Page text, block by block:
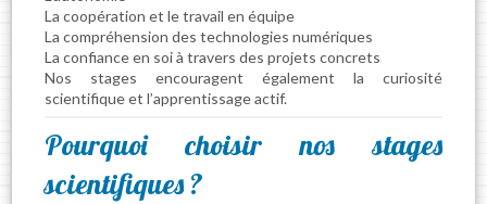
La coopération et le travail en équipe
La compréhension des technologies numériques
La confiance en soi à travers des projets concrets
Nos stages encouragent également la curiosité
scientifique et l’apprentissage actif.
Pourquoi choisir nos stages
scientifiques ?